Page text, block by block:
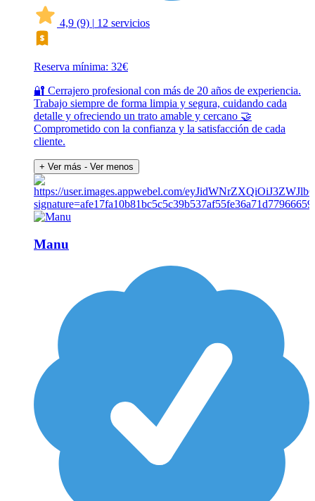
4,9 (9) | 12 servicios
Reserva mínima: 32€
🔐 Cerrajero profesional con más de 20 años de experiencia.
Trabajo siempre de forma limpia y segura, cuidando cada
detalle y ofreciendo un trato amable y cercano 🤝
Comprometido con la confianza y la satisfacción de cada
cliente.
+ Ver más - Ver menos
Manu